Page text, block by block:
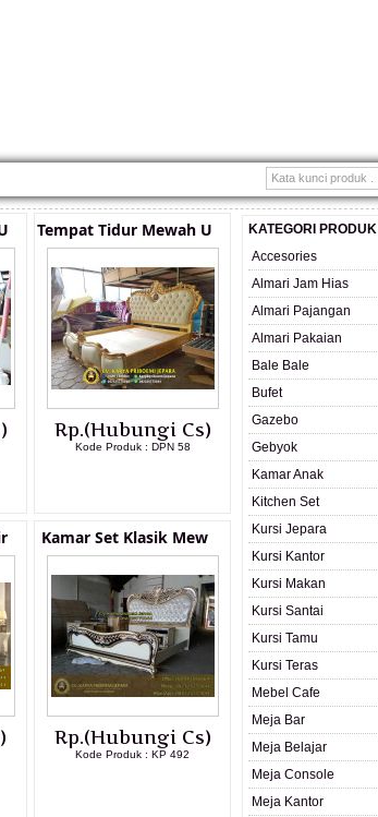
Tempat Tidur Mewah U
Rp.(Hubungi Cs)
Kode Produk : DPN 58
Kamar Set Klasik Mew
Rp.(Hubungi Cs)
Kode Produk : KP 492
KATEGORI PRODUK
Accesories
Almari Jam Hias
Almari Pajangan
Almari Pakaian
Bale Bale
Bufet
Gazebo
Gebyok
Kamar Anak
Kitchen Set
Kursi Jepara
Kursi Kantor
Kursi Makan
Kursi Santai
Kursi Tamu
Kursi Teras
Mebel Cafe
Meja Bar
Meja Belajar
Meja Console
Meja Kantor